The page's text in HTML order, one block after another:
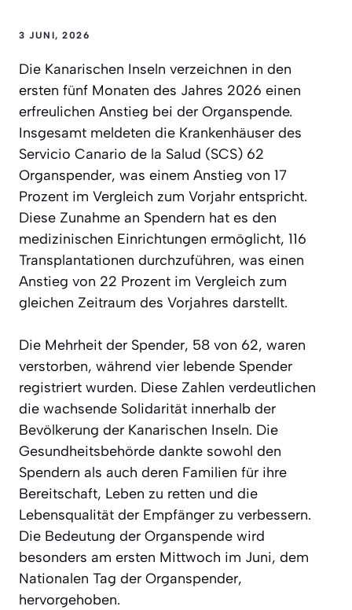
3 JUNI, 2026
Die Kanarischen Inseln verzeichnen in den
ersten fünf Monaten des Jahres 2026 einen
erfreulichen Anstieg bei der Organspende.
Insgesamt meldeten die Krankenhäuser des
Servicio Canario de la Salud (SCS) 62
Organspender, was einem Anstieg von 17
Prozent im Vergleich zum Vorjahr entspricht.
Diese Zunahme an Spendern hat es den
medizinischen Einrichtungen ermöglicht, 116
Transplantationen durchzuführen, was einen
Anstieg von 22 Prozent im Vergleich zum
gleichen Zeitraum des Vorjahres darstellt.
Die Mehrheit der Spender, 58 von 62, waren
verstorben, während vier lebende Spender
registriert wurden. Diese Zahlen verdeutlichen
die wachsende Solidarität innerhalb der
Bevölkerung der Kanarischen Inseln. Die
Gesundheitsbehörde dankte sowohl den
Spendern als auch deren Familien für ihre
Bereitschaft, Leben zu retten und die
Lebensqualität der Empfänger zu verbessern.
Die Bedeutung der Organspende wird
besonders am ersten Mittwoch im Juni, dem
Nationalen Tag der Organspender,
hervorgehoben.